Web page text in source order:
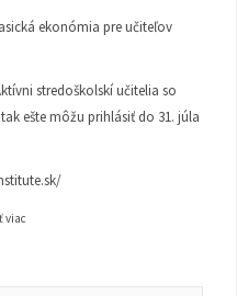
ekonómia pre učiteľov
stredoškolskí učitelia so
ešte môžu prihlásiť do 31. júla
viac